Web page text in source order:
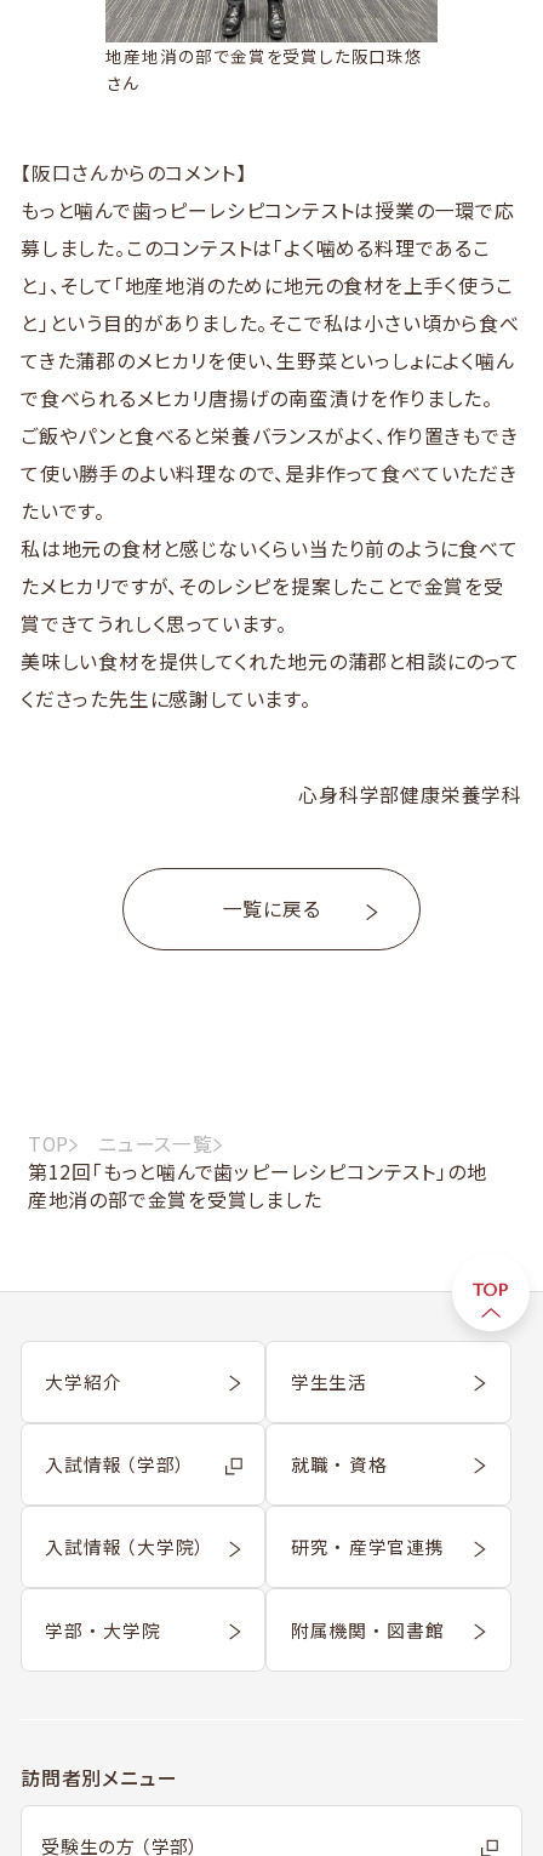
地産地消の部で金賞を受賞した阪口珠悠
さん
【阪口さんからのコメント】
もっと噛んで歯っピーレシピコンテストは授業の一環で応
募しました。このコンテストは「よく噛める料理であるこ
と」、そして「地産地消のために地元の食材を上手く使うこ
と」という目的がありました。そこで私は小さい頃から食べ
てきた蒲郡のメヒカリを使い、生野菜といっしょによく噛ん
で食べられるメヒカリ唐揚げの南蛮漬けを作りました。
ご飯やパンと食べると栄養バランスがよく、作り置きもでき
て使い勝手のよい料理なので、是非作って食べていただき
たいです。
私は地元の食材と感じないくらい当たり前のように食べて
たメヒカリですが、そのレシピを提案したことで金賞を受
賞できてうれしく思っています。
美味しい食材を提供してくれた地元の蒲郡と相談にのって
くださった先生に感謝しています。
心身科学部健康栄養学科
一覧に戻る
TOP
ニュース一覧
第12回「もっと噛んで歯ッピーレシピコンテスト」の地
産地消の部で金賞を受賞しました
大学紹介
入試情報 （学部）
入試情報 （大学院）
学部 ・ 大学院
学生生活
就職 ・ 資格
研究 ・ 産学官連携
附属機関 ・ 図書館
訪問者別メニュー
受験生の方 （学部）